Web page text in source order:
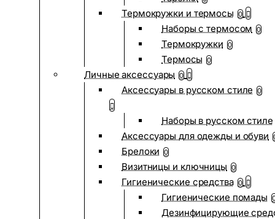
Термокружки и термосы 0
Наборы с термосом 0
Термокружки 0
Термосы 0
Личные аксессуары 0
Аксессуары в русском стиле 0
Наборы в русском стиле
Аксессуары для одежды и обуви
Брелоки 0
Визитницы и ключницы 0
Гигиенические средства 0
Гигиенические помады
Дезинфицирующие